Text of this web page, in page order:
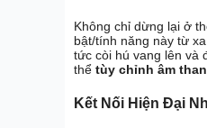
Không chỉ dừng lại ở
bật/tính năng này từ
tức còi hú vang lên và
thể tùy chỉnh âm
Kết Nối Hiện Đại